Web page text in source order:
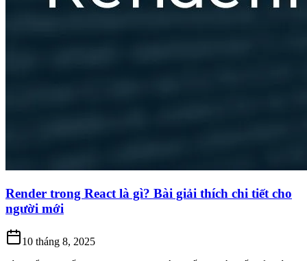
Render trong React là gì? Bài giải thích chi tiết cho
người mới
10 tháng 8, 2025